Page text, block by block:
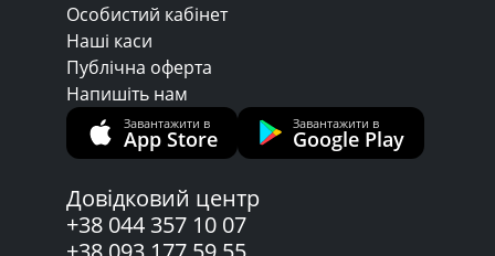
Особистий кабінет
Наші каси
Публічна оферта
Напишіть нам
Завантажити в
App Store
Завантажити в
Google Play
Довідковий центр
+38 044 357 10 07